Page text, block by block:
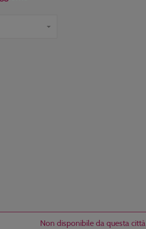
Disponibile dalgiorni /notti
Non disponibile da questa città